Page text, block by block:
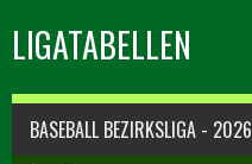
LIGATABELLEN
BASEBALL BEZIRKSLIGA - 2026